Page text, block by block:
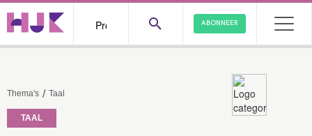
ABONNEER
Thema's / Taal
TAAL